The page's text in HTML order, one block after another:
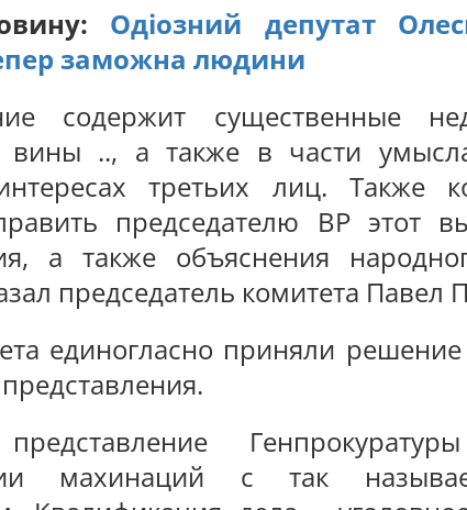
Одіозний депутат
заможна людини
содержит существенные
вины .., а также в части
третьих лиц. Также
председателю ВР этот
а также объяснения
председатель комитета Павел
единогласно приняли решение
махинаций с так